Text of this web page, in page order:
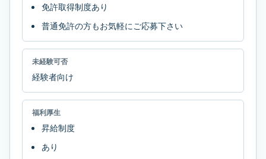
免許取得制度あり
普通免許の方もお気軽にご応募下さい
未経験可否
経験者向け
福利厚生
昇給制度
あり